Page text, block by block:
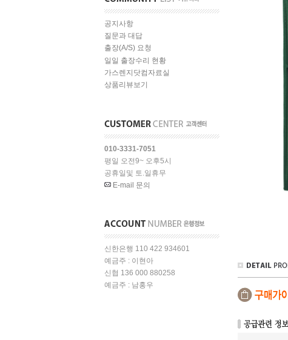
공지사항
질문과 대답
출장(A/S) 요청
일일 출장수리 현황
가스렌지닷컴자료실
상품리뷰보기
010-3331-7051
평일 오전9~ 오후5시
공휴일및 토.일휴무
E-mail 문의
신한은행 110 422 934601
예금주 : 이현아
신협 136 000 880258
예금주 : 남홍우